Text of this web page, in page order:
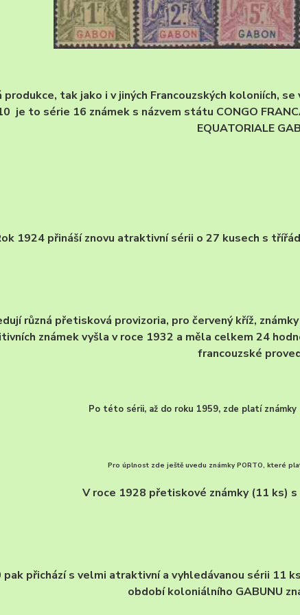
produkce, tak jako i v jiných Francouzských koloniích,
je to série 16 známek s názvem státu CONGO
EQUATORIALE
1924 přináší znovu atraktivní sérii o 27 kusech s
různá přetisková provizoria, pro červený kříž,
známek vyšla v roce 1932 a měla celkem 24
francouzské
Po této sérii, až do roku 1959, zde platí
Pro úplnost zde ještě uvedu známky PORTO, které
V roce 1928 přetiskové známky (11 ks)
pak přichází s velmi atraktivní a vyhledávanou sérii 11
období koloniálního GABUNU